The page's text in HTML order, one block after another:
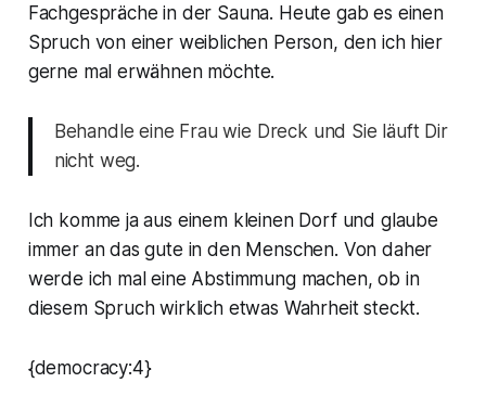
Fachgespräche in der Sauna. Heute gab es einen
Spruch von einer weiblichen Person, den ich hier
gerne mal erwähnen möchte.
Behandle eine Frau wie Dreck und Sie läuft Dir
nicht weg.
Ich komme ja aus einem kleinen Dorf und glaube
immer an das gute in den Menschen. Von daher
werde ich mal eine Abstimmung machen, ob in
diesem Spruch wirklich etwas Wahrheit steckt.
{democracy:4}